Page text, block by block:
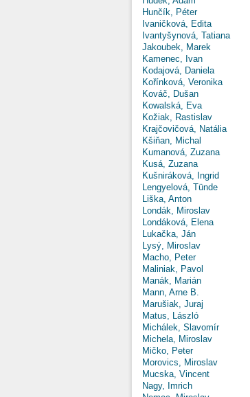
Hunčík, Péter
Ivaničková, Edita
Ivantyšynová, Tatiana
Jakoubek, Marek
Kamenec, Ivan
Kodajová, Daniela
Kořínková, Veronika
Kováč, Dušan
Kowalská, Eva
Kožiak, Rastislav
Krajčovičová, Natália
Kšiňan, Michal
Kumanová, Zuzana
Kusá, Zuzana
Kušniráková, Ingrid
Lengyelová, Tünde
Liška, Anton
Londák, Miroslav
Londáková, Elena
Lukačka, Ján
Lysý, Miroslav
Macho, Peter
Maliniak, Pavol
Manák, Marián
Mann, Arne B.
Marušiak, Juraj
Matus, László
Michálek, Slavomír
Michela, Miroslav
Mičko, Peter
Morovics, Miroslav
Mucska, Vincent
Nagy, Imrich